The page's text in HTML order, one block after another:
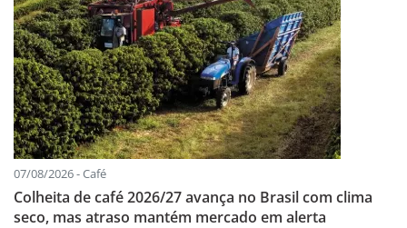
07/08/2026 - Café
Colheita de café 2026/27 avança no Brasil com clima
seco, mas atraso mantém mercado em alerta